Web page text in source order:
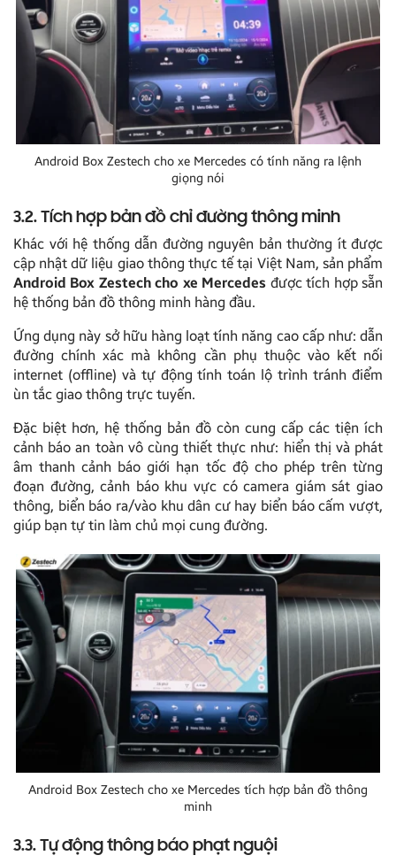
Android Box Zestech cho xe Mercedes có tính năng ra lệnh
giọng nói
3.2. Tích hợp bản đồ chỉ đường thông minh
Khác với hệ thống dẫn đường nguyên bản thường ít được
cập nhật dữ liệu giao thông thực tế tại Việt Nam, sản phẩm
Android Box Zestech cho xe Mercedes được tích hợp sẵn
hệ thống bản đồ thông minh hàng đầu.
Ứng dụng này sở hữu hàng loạt tính năng cao cấp như: dẫn
đường chính xác mà không cần phụ thuộc vào kết nối
internet (offline) và tự động tính toán lộ trình tránh điểm
ùn tắc giao thông trực tuyến.
Đặc biệt hơn, hệ thống bản đồ còn cung cấp các tiện ích
cảnh báo an toàn vô cùng thiết thực như: hiển thị và phát
âm thanh cảnh báo giới hạn tốc độ cho phép trên từng
đoạn đường, cảnh báo khu vực có camera giám sát giao
thông, biển báo ra/vào khu dân cư hay biển báo cấm vượt,
giúp bạn tự tin làm chủ mọi cung đường.
Android Box Zestech cho xe Mercedes tích hợp bản đồ thông
minh
3.3. Tự động thông báo phạt nguội